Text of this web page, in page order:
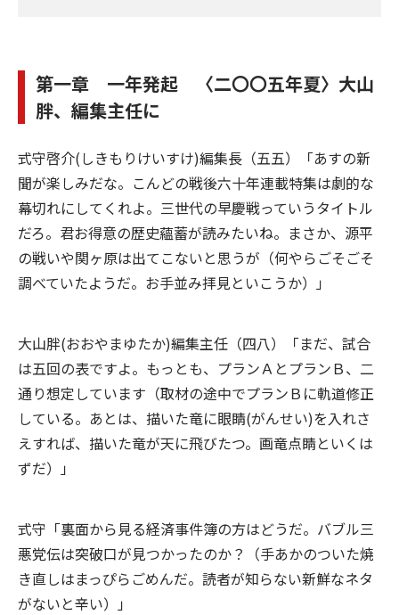
第一章 一年発起 〈二〇〇五年夏〉 大山
胖、編集主任に
式守啓介(しきもりけいすけ)編集長（五五）「あすの新
聞が楽しみだな。こんどの戦後六十年連載特集は劇的な
幕切れにしてくれよ。三世代の早慶戦っていうタイトル
だろ。君お得意の歴史蘊蓄が読みたいね。まさか、源平
の戦いや関ヶ原は出てこないと思うが（何やらごそごそ
調べていたようだ。お手並み拝見といこうか）」
大山胖(おおやまゆたか)編集主任（四八）「まだ、試合
は五回の表ですよ。もっとも、プランＡとプランＢ、二
通り想定しています（取材の途中でプランＢに軌道修正
している。あとは、描いた竜に眼睛(がんせい)を入れさ
えすれば、描いた竜が天に飛びたつ。画竜点睛といくは
ずだ）」
式守「裏面から見る経済事件簿の方はどうだ。バブル三
悪党伝は突破口が見つかったのか？（手あかのついた焼
き直しはまっぴらごめんだ。読者が知らない新鮮なネタ
がないと辛い）」